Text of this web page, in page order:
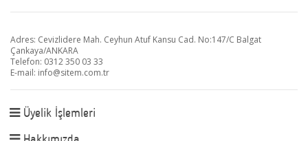
Adres: Cevizlidere Mah. Ceyhun Atuf Kansu Cad. No:147/C Balgat
Çankaya/ANKARA
Telefon: 0312 350 03 33
E-mail: info@sitem.com.tr
Üyelik İşlemleri